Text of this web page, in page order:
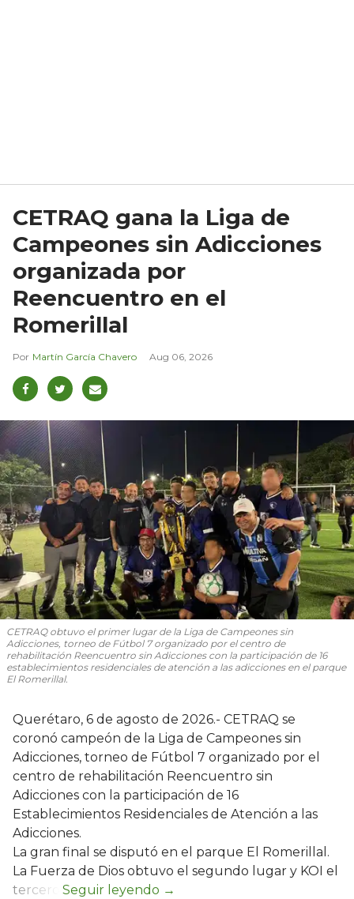
CETRAQ gana la Liga de
Campeones sin Adicciones
organizada por
Reencuentro en el
Romerillal
Martín García Chavero Aug 06, 2026
CETRAQ obtuvo el primer lugar de la Liga de Campeones sin
Adicciones, torneo de Fútbol 7 organizado por el centro de
rehabilitación Reencuentro sin Adicciones con la participación de 16
establecimientos residenciales de atención a las adicciones en el parque
El Romerillal.
Querétaro, 6 de agosto de 2026.- CETRAQ se
coronó campeón de la Liga de Campeones sin
Adicciones, torneo de Fútbol 7 organizado por el
centro de rehabilitación Reencuentro sin
Adicciones con la participación de 16
Establecimientos Residenciales de Atención a las
Adicciones.
La gran final se disputó en el parque El Romerillal.
La Fuerza de Dios obtuvo el segundo lugar y KOI el
tercero.